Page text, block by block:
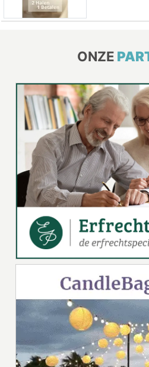
ONZE